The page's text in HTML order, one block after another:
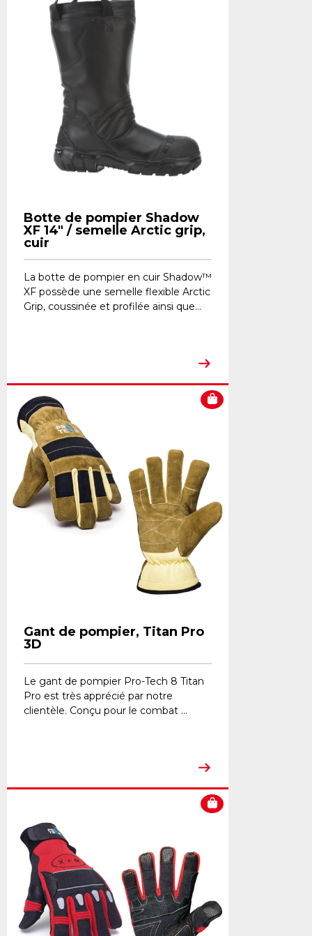
Botte de pompier Shadow
XF 14" / semelle Arctic grip,
cuir
La botte de pompier en cuir Shadow™
XF possède une semelle flexible Arctic
Grip, coussinée et profilée ainsi que...
Gant de pompier, Titan Pro
3D
Le gant de pompier Pro-Tech 8 Titan
Pro est très apprécié par notre
clientèle. Conçu pour le combat ...